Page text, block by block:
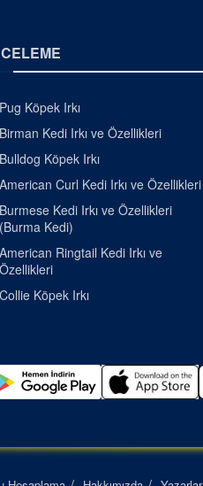
Pug Köpek Irkı
Birman Kedi Irkı ve Özellikleri
Bulldog Köpek Irkı
American Curl Kedi Irkı ve Özellikleri
Burmese Kedi Irkı ve Özellikleri
(Burma Kedi)
American Ringtail Kedi Irkı ve
Özellikleri
Collie Köpek Irkı